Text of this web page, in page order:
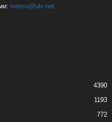
ivenco@ukr.net
4390
1193
772